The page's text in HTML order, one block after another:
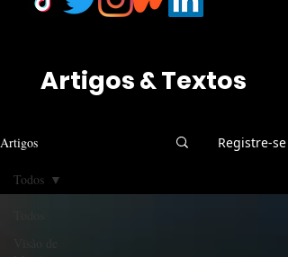
Artigos & Textos
Artigos Registre-se
Todos